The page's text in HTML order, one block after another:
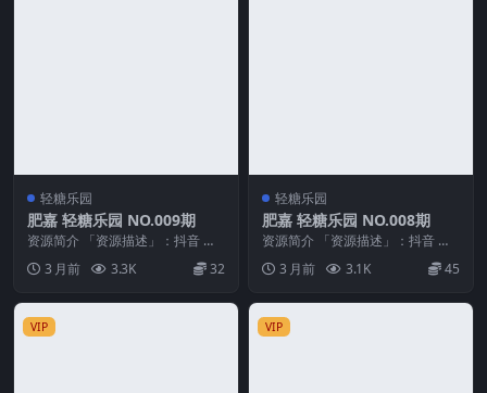
轻糖乐园
肥嘉 轻糖乐园 NO.009期
资源简介 「资源描述」：抖音 肥
嘉 轻糖乐园 NO.009期 【43P】
「资源...
3 月前 3.3K 32
轻糖乐园
肥嘉 轻糖乐园 NO.008期
资源简介 「资源描述」：抖音 肥
嘉 轻糖乐园 NO.008期 【40P】
「资源...
3 月前 3.1K 45
VIP VIP